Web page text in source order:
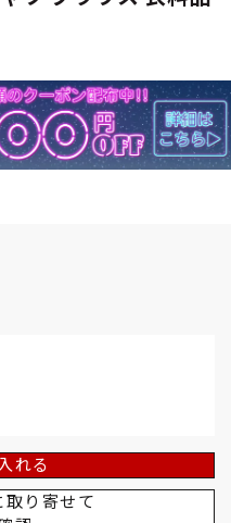
れる
取り寄せて